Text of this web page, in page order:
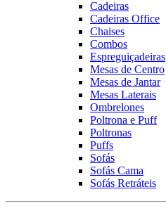
Cadeiras
Cadeiras Office
Chaises
Combos
Espreguiçadeiras
Mesas de Centro
Mesas de Jantar
Mesas Laterais
Ombrelones
Poltrona e Puff
Poltronas
Puffs
Sofás
Sofás Cama
Sofás Retráteis